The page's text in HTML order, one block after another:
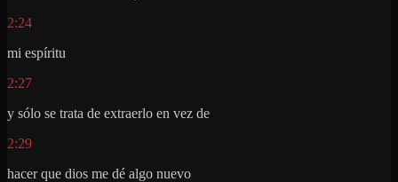
2:24
mi espíritu
2:27
y sólo se trata de extraerlo en vez de
2:29
hacer que dios me dé algo nuevo